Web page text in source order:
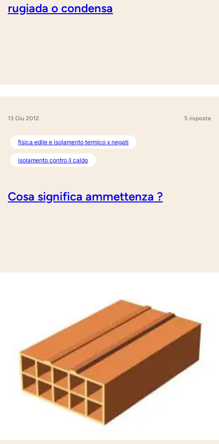
rugiada o condensa
13 Giu 2012 5 risposte
fisica edile e isolamento termico x negati
isolamento contro il caldo
Cosa significa ammettenza ?